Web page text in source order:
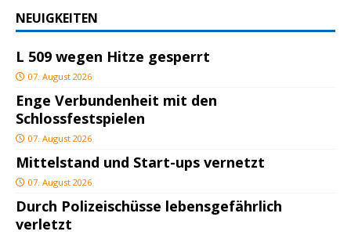
NEUIGKEITEN
L 509 wegen Hitze gesperrt
07. August 2026
Enge Verbundenheit mit den
Schlossfestspielen
07. August 2026
Mittelstand und Start-ups vernetzt
07. August 2026
Durch Polizeischüsse lebensgefährlich
verletzt